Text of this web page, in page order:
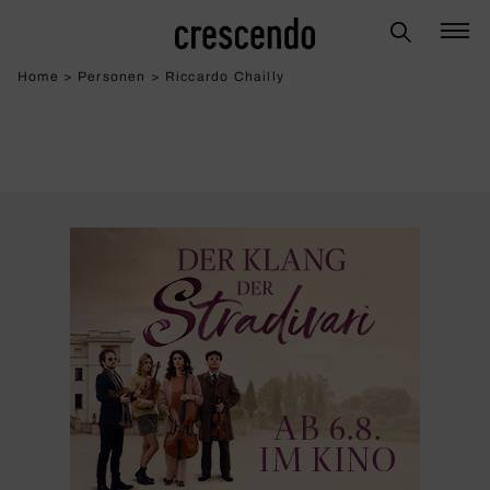
Home > Personen > Riccardo Chailly